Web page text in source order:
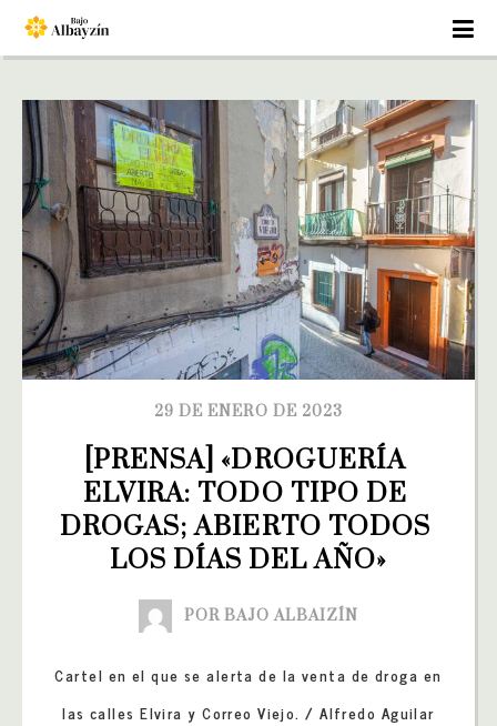
29 DE ENERO DE 2023
[PRENSA] «DROGUERÍA
ELVIRA: TODO TIPO DE
DROGAS; ABIERTO TODOS
LOS DÍAS DEL AÑO»
POR BAJO ALBAIZÍN
Cartel en el que se alerta de la venta de droga en
las calles Elvira y Correo Viejo. /Alfredo Aguilar